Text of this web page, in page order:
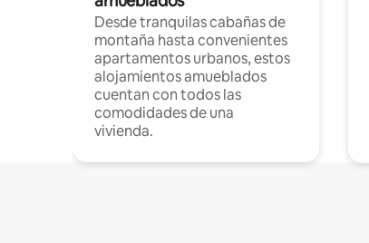
Desde tranquilas cabañas de
montaña hasta convenientes
apartamentos urbanos, estos
alojamientos amueblados
cuentan con todos las
comodidades de una
vivienda.